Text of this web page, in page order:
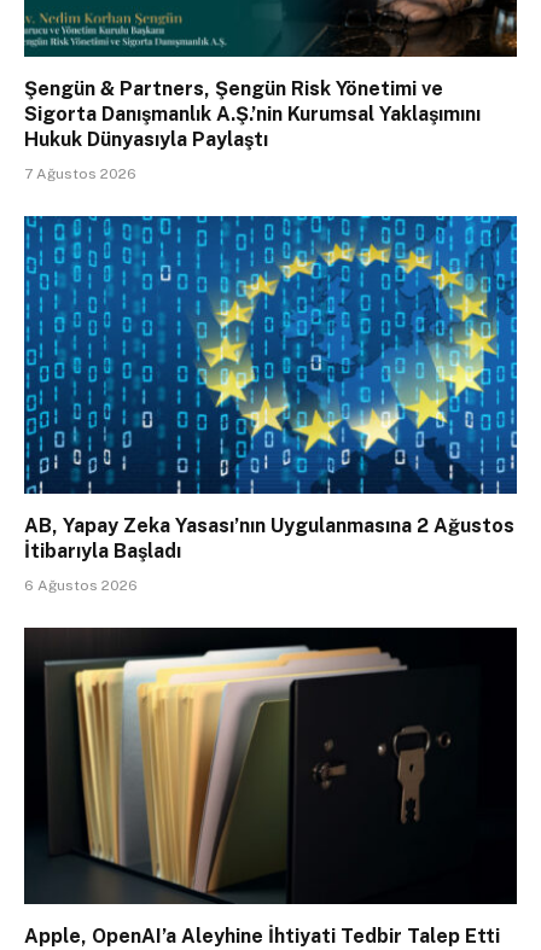
Şengün & Partners, Şengün Risk Yönetimi ve
Sigorta Danışmanlık A.Ş.’nin Kurumsal Yaklaşımını
Hukuk Dünyasıyla Paylaştı
7 Ağustos 2026
AB, Yapay Zeka Yasası’nın Uygulanmasına 2 Ağustos
İtibarıyla Başladı
6 Ağustos 2026
Apple, OpenAI’a Aleyhine İhtiyati Tedbir Talep Etti